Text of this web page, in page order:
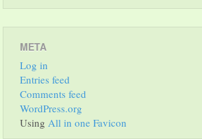
META
Log in
Entries feed
Comments feed
WordPress.org
Using All in one Favicon